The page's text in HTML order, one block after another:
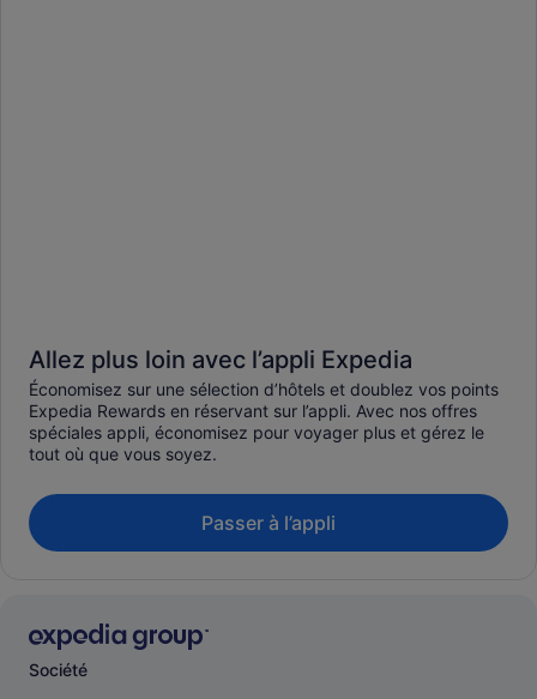
Allez plus loin avec l’appli Expedia
Économisez sur une sélection d’hôtels et doublez vos points
Expedia Rewards en réservant sur l’appli. Avec nos offres
spéciales appli, économisez pour voyager plus et gérez le
tout où que vous soyez.
Passer à l’appli
Société